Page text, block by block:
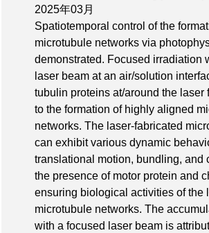
2025年03月
Spatiotemporal control of the
microtubule networks via
demonstrated. Focused irradiation
laser beam at an air/solution
tubulin proteins at/around the laser
to the formation of highly aligned
networks. The laser-fabricated
can exhibit various dynamic
translational motion, bundling, and
the presence of motor protein and
ensuring biological activities of the
microtubule networks. The
with a focused laser beam is